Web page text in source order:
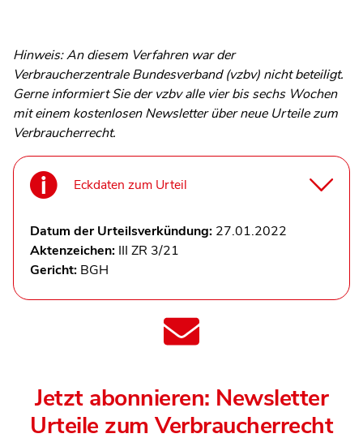
Hinweis: An diesem Verfahren war der
Verbraucherzentrale Bundesverband (vzbv) nicht beteiligt.
Gerne informiert Sie der vzbv alle vier bis sechs Wochen
mit einem kostenlosen Newsletter über neue Urteile zum
Verbraucherrecht.
Eckdaten zum Urteil
Datum der Urteilsverkündung: 27.01.2022
Aktenzeichen: III ZR 3/21
Gericht: BGH
Jetzt abonnieren: Newsletter
Urteile zum Verbraucherrecht